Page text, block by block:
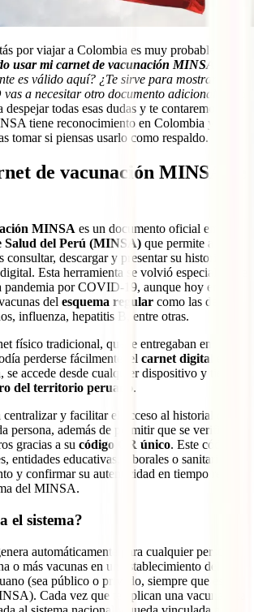
por viajar a Colombia es muy probable que
usar mi carnet de vacunación MINSA en
es válido aquí? ¿Te sirve para mostrar que
vas a necesitar otro documento adicional?
despejar todas esas dudas y te contaremos si el
tiene reconocimiento en Colombia y qué
tomar si piensas usarlo como respaldo.
de vacunación MINSA de
MINSA es un documento oficial emitido
Salud del Perú (MINSA) que permite a los
consultar, descargar y presentar su historial de
Esta herramienta se volvió especialmente
pandemia por COVID-19, aunque hoy en día
del esquema regular como las de
influenza, hepatitis B, entre otras.
físico tradicional, que te entregaban en
perderse fácilmente, el carnet digital
se accede desde cualquier dispositivo y tiene
del territorio peruano .
centralizar y facilitar el acceso al historial de
persona, además de permitir que se verifique
gracias a su código QR único. Este código
entidades educativas, laborales o sanitarias
y confirmar su autenticidad en tiempo real a
del MINSA.
el sistema?
automáticamente para cualquier persona
o más vacunas en un establecimiento del
(sea público o privado, siempre que esté
Cada vez que te aplican una vacuna, esa